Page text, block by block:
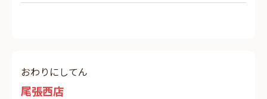
おわりにしてん
尾張西店